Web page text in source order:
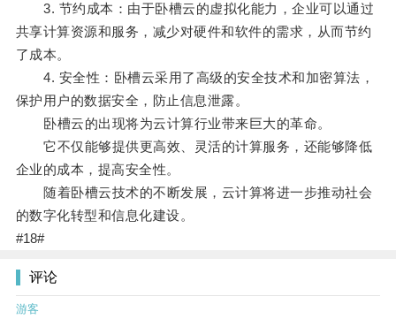
3. 节约成本：由于卧槽云的虚拟化能力，企业可以通过
共享计算资源和服务，减少对硬件和软件的需求，从而节约
了成本。
4. 安全性：卧槽云采用了高级的安全技术和加密算法，
保护用户的数据安全，防止信息泄露。
卧槽云的出现将为云计算行业带来巨大的革命。
它不仅能够提供更高效、灵活的计算服务，还能够降低
企业的成本，提高安全性。
随着卧槽云技术的不断发展，云计算将进一步推动社会
的数字化转型和信息化建设。
#18#
评论
游客